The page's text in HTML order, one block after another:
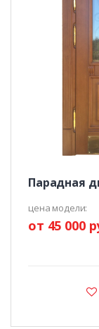
Парадная
цена модели:
от 45 000